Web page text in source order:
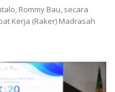
Rommy Bau, secara
Kerja (Raker) Madrasah